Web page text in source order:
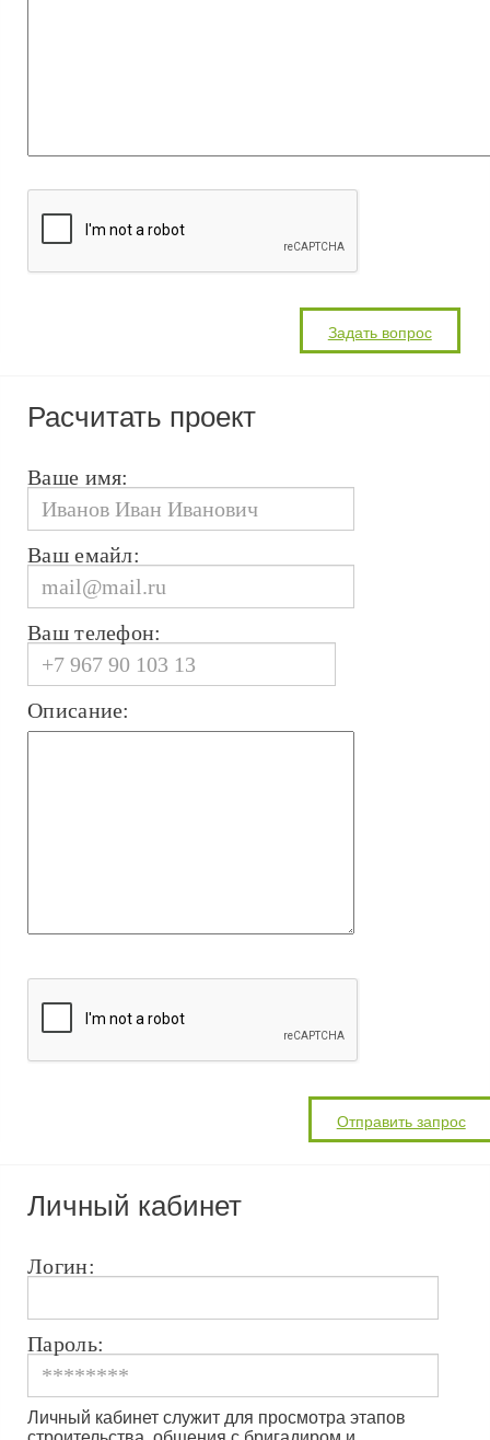
Расчитать проект
Ваше имя:
Ваш емайл:
Ваш телефон:
Описание:
Личный кабинет
Логин:
Пароль:
Личный кабинет служит для просмотра этапов